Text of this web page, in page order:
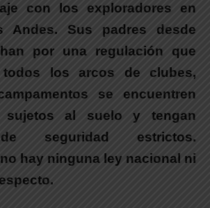
con los exploradores en
Andes. Sus padres desde
por una regulación que
los arcos de clubes,
se encuentren
sujetos al suelo y tengan
seguridad estrictos.
hay ninguna ley nacional ni